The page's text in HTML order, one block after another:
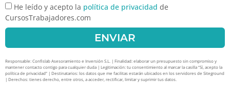
He leído y acepto la política de privacidad de
CursosTrabajadores.com
ENVIAR
Responsable: Confislab Asesoramiento e Inversión S.L. | Finalidad: elaborar un presupuesto sin compromiso y
mantener contacto contigo para cualquier duda | Legitimación: tu consentimiento al marcar la casilla “Sí, acepto la
política de privacidad” | Destinatarios: los datos que me facilitas estarán ubicados en los servidores de Siteground
| Derechos: tienes derecho, entre otros, a acceder, rectificar, limitar y suprimir tus datos.